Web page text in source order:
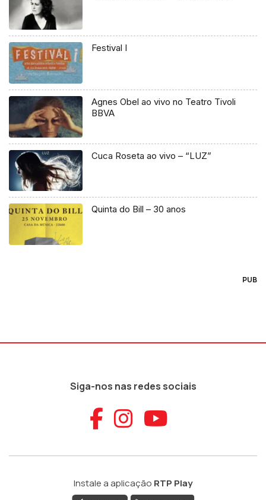
Festival I
Agnes Obel ao vivo no Teatro Tivoli
BBVA
Cuca Roseta ao vivo – “LUZ”
Quinta do Bill – 30 anos
PUB
Siga-nos nas redes sociais
Aceder ao
Aceder ao
Aceder
Instale a aplicação RTP Play